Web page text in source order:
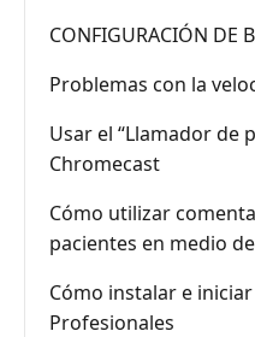
CONFIGURACIÓN DE
Problemas con la
Usar el “Llamador de
Chromecast
Cómo utilizar
pacientes en medio
Cómo instalar e
Profesionales